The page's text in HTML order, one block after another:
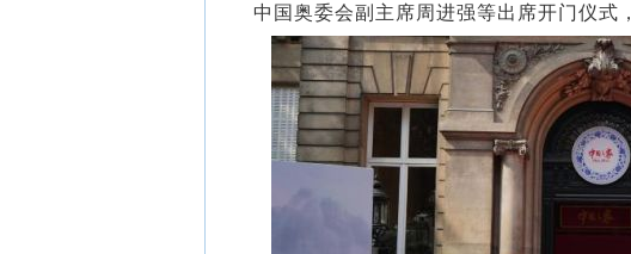
中国奥委会副主席周进强等出席开门仪式